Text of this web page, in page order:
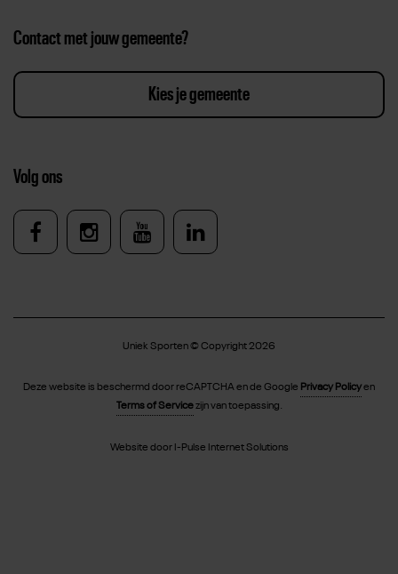
Volg ons
Uniek Sporten op Facebook
Uniek Sporten op Instagram
Uniek Sporten op Youtube
Uniek Sporten op
Contact met jouw gemeente?
Kies je gemeente
Uniek Sporten © Copyright 2026
Deze website is beschermd door reCAPTCHA en de Google Privacy Policyen
Terms of Servicezijn van toepassing.
Website door I-Pulse Internet Solutions